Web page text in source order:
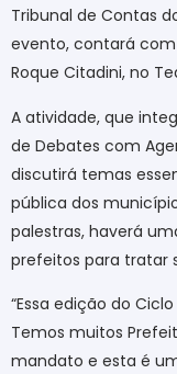
Tribunal de Contas
evento, contará com
Roque Citadini, no
A atividade, que
de Debates com
discutirá temas
pública dos
palestras, haverá
prefeitos para tratar
“Essa edição do
Temos muitos
mandato e esta é